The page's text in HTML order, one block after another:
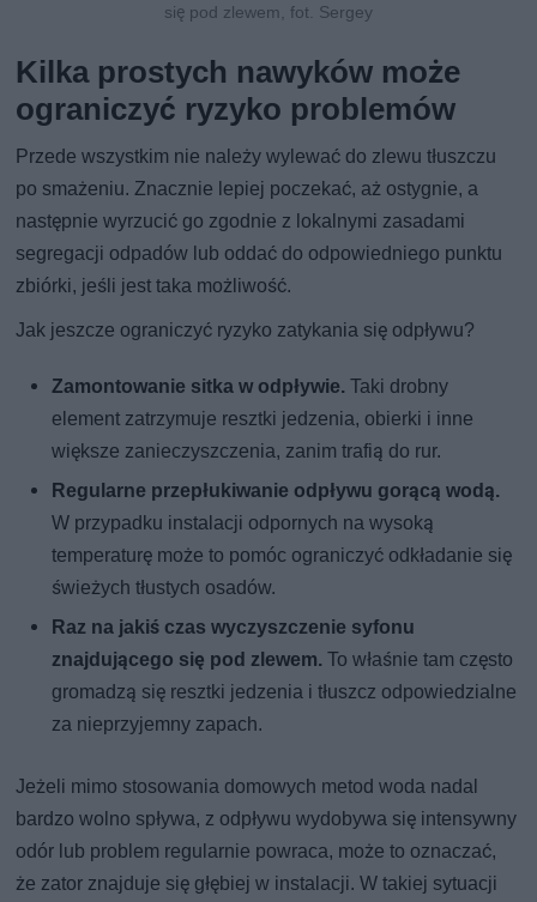
się pod zlewem, fot. Sergey
Kilka prostych nawyków może
ograniczyć ryzyko problemów
Przede wszystkim nie należy wylewać do zlewu tłuszczu
po smażeniu. Znacznie lepiej poczekać, aż ostygnie, a
następnie wyrzucić go zgodnie z lokalnymi zasadami
segregacji odpadów lub oddać do odpowiedniego punktu
zbiórki, jeśli jest taka możliwość.
Jak jeszcze ograniczyć ryzyko zatykania się odpływu?
Zamontowanie sitka w odpływie.Taki drobny
element zatrzymuje resztki jedzenia, obierki i inne
większe zanieczyszczenia, zanim trafią do rur.
Regularne przepłukiwanie odpływu gorącą wodą.
W przypadku instalacji odpornych na wysoką
temperaturę może to pomóc ograniczyć odkładanie się
świeżych tłustych osadów.
Raz na jakiś czas wyczyszczenie syfonu
znajdującego się pod zlewem. To właśnie tam często
gromadzą się resztki jedzenia i tłuszcz odpowiedzialne
za nieprzyjemny zapach.
Jeżeli mimo stosowania domowych metod woda nadal
bardzo wolno spływa, z odpływu wydobywa się intensywny
odór lub problem regularnie powraca, może to oznaczać,
że zator znajduje się głębiej w instalacji. W takiej sytuacji